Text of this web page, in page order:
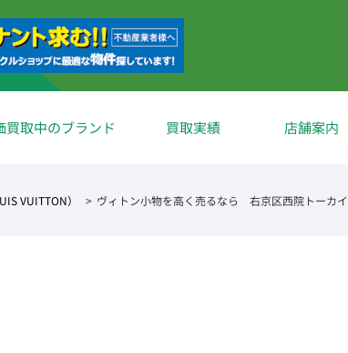
買取中のブランド 買取実績 店舗案内
VUITTON） ヴィトン小物を高く売るなら 右京区西院トーカイ